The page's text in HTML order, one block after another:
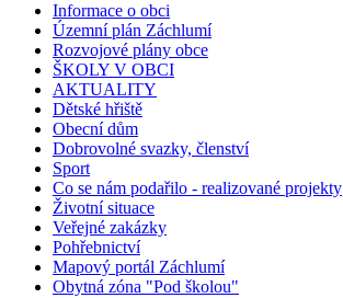
Informace o obci
Územní plán Záchlumí
Rozvojové plány obce
ŠKOLY V OBCI
AKTUALITY
Dětské hřiště
Obecní dům
Dobrovolné svazky, členství
Sport
Co se nám podařilo - realizované projekty
Životní situace
Veřejné zakázky
Pohřebnictví
Mapový portál Záchlumí
Obytná zóna "Pod školou"